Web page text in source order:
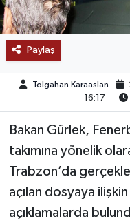
Paylaş
Tolgahan Karaaslan
16:17
Bakan Gürlek,
takımına yönelik
Trabzon’da
açılan dosyaya
açıklamalarda
DÜNYA
TREND
MEDYA
OTOMOTİV
TEKNOLOJİ
YAŞAM